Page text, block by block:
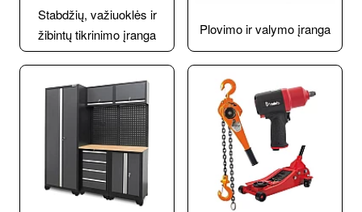
Stabdžių, važiuoklės ir
žibintų tikrinimo įranga
Plovimo ir valymo įranga